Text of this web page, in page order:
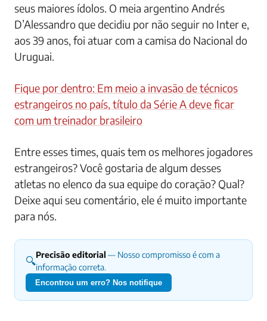
seus maiores ídolos. O meia argentino Andrés
D’Alessandro que decidiu por não seguir no Inter e,
aos 39 anos, foi atuar com a camisa do Nacional do
Uruguai.
Fique por dentro: Em meio a invasão de técnicos
estrangeiros no país, título da Série A deve ficar
com um treinador brasileiro
Entre esses times, quais tem os melhores jogadores
estrangeiros? Você gostaria de algum desses
atletas no elenco da sua equipe do coração? Qual?
Deixe aqui seu comentário, ele é muito importante
para nós.
🔍Precisão editorial — Nosso compromisso é com a
informação correta.
Encontrou um erro? Nos notifique